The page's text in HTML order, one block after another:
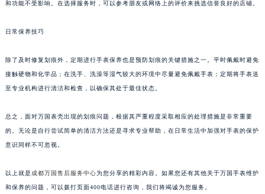
和功能不受影响。在选择服务时，可以参考朋友或网络上的评价来挑选信誉良好的店铺。
日常保养技巧
除了及时修复划痕外，定期进行手表保养也是预防划痕的关键措施之一。平时佩戴时避免
接触硬物和化学品；在洗手、洗澡等湿气较大的环境中尽量避免佩戴手表；定期将手表送
至专业机构进行清洁和检查，以确保其处于最佳状态。
总之，面对万国表壳出现的划痕问题，根据其严重程度采取相应的处理措施是非常重要
的。无论是自行尝试简单的清洁方法还是寻求专业帮助，在日常生活中加强对手表的保护
意识同样不可忽视。
以上就是 成都万国售后服务中心为您分享的精彩内容。如果您还有其他关于万国手表维护
和保养的问题，可以拨打页面400电话进行咨询，我们将竭诚为您服务。